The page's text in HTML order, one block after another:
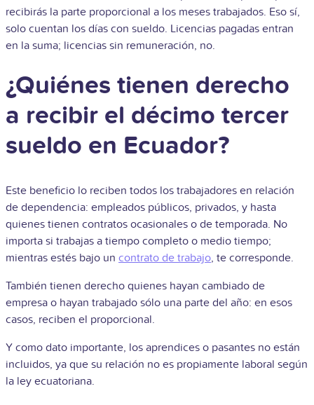
recibirás la parte proporcional a los meses trabajados. Eso sí,
solo cuentan los días con sueldo. Licencias pagadas entran
en la suma; licencias sin remuneración, no.
¿Quiénes tienen derecho
a recibir el décimo tercer
sueldo en Ecuador?
Este beneficio lo reciben todos los trabajadores en relación
de dependencia: empleados públicos, privados, y hasta
quienes tienen contratos ocasionales o de temporada. No
importa si trabajas a tiempo completo o medio tiempo;
mientras estés bajo un contrato de trabajo, te corresponde.
También tienen derecho quienes hayan cambiado de
empresa o hayan trabajado sólo una parte del año: en esos
casos, reciben el proporcional.
Y como dato importante, los aprendices o pasantes no están
incluidos, ya que su relación no es propiamente laboral según
la ley ecuatoriana.